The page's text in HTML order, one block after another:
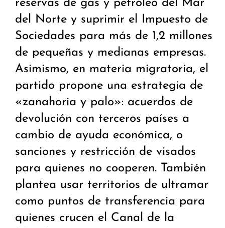
reservas de gas y petróleo del Mar
del Norte y suprimir el Impuesto de
Sociedades para más de 1,2 millones
de pequeñas y medianas empresas.
Asimismo, en materia migratoria, el
partido propone una estrategia de
«zanahoria y palo»: acuerdos de
devolución con terceros países a
cambio de ayuda económica, o
sanciones y restricción de visados
para quienes no cooperen. También
plantea usar territorios de ultramar
como puntos de transferencia para
quienes crucen el Canal de la